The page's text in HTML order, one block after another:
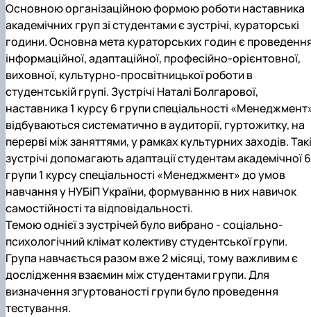
Основною організаційною формою роботи наставника
академічних груп зі студентами є зустрічі, кураторські
години. Основна мета кураторських годин є
інформаційної, адаптаційної, професійно-орієнтовної,
виховної, культурно-просвітницької роботи в
студентській групі. Зустрічі Наталі Болгарової,
наставника 1 курсу 6 групи спеціальності
відбуваються систематично в аудиторії, гуртожитку, на
перерві між заняттями, у рамках культурних заходів. Такі
зустрічі допомагають адаптації студентам академічної 6
групи 1 курсу спеціальності «Менеджмент» до умов
навчання у НУБіП України, формуванню в них навичок
самостійності та відповідальності.
Темою однієї з зустрічей було вибрано - соціально-
психологічний клімат колективу студентської групи.
Група навчається разом вже 2 місяці, тому важливим є
дослідження взаємин між студентами групи. Для
визначення згуртованості групи було проведення
тестування.